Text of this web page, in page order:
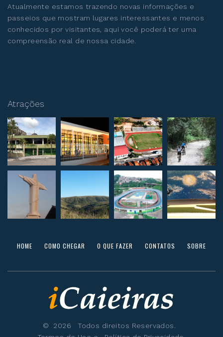
Atualmente estamos trazendo novas informações e
passeios que mostram lugares interessantes e menos
conhecidos por visitantes, aqui você poderá ter uma
compreensão real de nossa cidade.
Atrações
HOME COMO CHEGAR O QUE FAZER CONTATOS SOBRE
© 2026
Todos direitos Reservados.